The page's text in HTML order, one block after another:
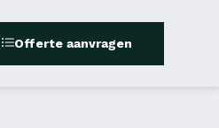
Offerte aanvragen